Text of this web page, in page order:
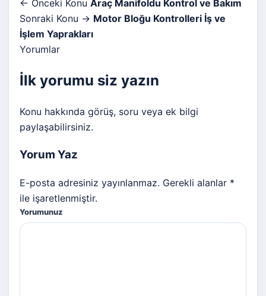
← Önceki Konu Araç Manifoldu Kontrol ve Bakım
Sonraki Konu → Motor Bloğu Kontrolleri İş ve
İşlem Yaprakları
Yorumlar
İlk yorumu siz yazın
Konu hakkında görüş, soru veya ek bilgi
paylaşabilirsiniz.
Yorum Yaz
E-posta adresiniz yayınlanmaz. Gerekli alanlar *
ile işaretlenmiştir.
Yorumunuz